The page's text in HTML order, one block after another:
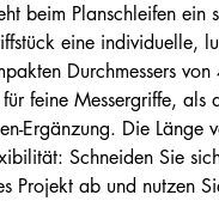
beim Planschleifen ein
eine individuelle,
Durchmessers
feine Messergriffe, als
Ergänzung. Die
Schneiden Sie
Projekt ab und nutzen